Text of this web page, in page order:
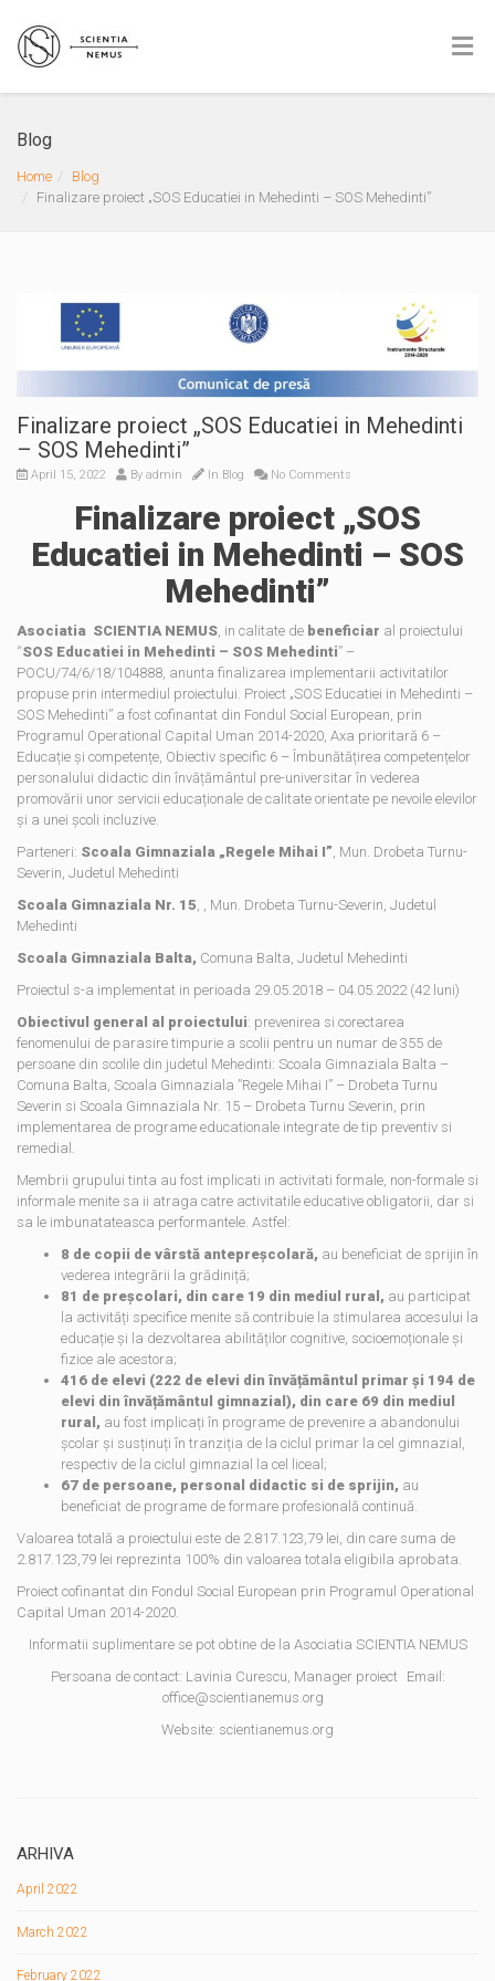
Blog
Home
Blog
Finalizare proiect „SOS Educatiei in Mehedinti – SOS Mehedinti”
Finalizare proiect „SOS Educatiei in Mehedinti
– SOS Mehedinti”
April 15, 2022 By admin In Blog No Comments
Finalizare proiect „SOS
Educatiei in Mehedinti – SOS
Mehedinti”
Asociatia SCIENTIA NEMUS, in calitate de beneficiar al proiectului
“SOS Educatiei in Mehedinti – SOS Mehedinti” –
POCU/74/6/18/104888, anunta finalizarea implementarii activitatilor
propuse prin intermediul proiectului. Proiect „SOS Educatiei in Mehedinti –
SOS Mehedinti” a fost cofinantat din Fondul Social European, prin
Programul Operational Capital Uman 2014-2020, Axa prioritară 6 –
Educație și competențe, Obiectiv specific 6 – Îmbunătățirea competențelor
personalului didactic din învățământul pre-universitar în vederea
promovării unor servicii educaționale de calitate orientate pe nevoile elevilor
și a unei școli incluzive.
Parteneri: Scoala Gimnaziala „Regele Mihai I”, Mun. Drobeta Turnu-
Severin, Judetul Mehedinti
Scoala Gimnaziala Nr. 15, , Mun. Drobeta Turnu-Severin, Judetul
Mehedinti
Scoala Gimnaziala Balta, Comuna Balta, Judetul Mehedinti
Proiectul s-a implementat in perioada 29.05.2018 – 04.05.2022 (42 luni)
Obiectivul general al proiectului: prevenirea si corectarea
fenomenului de parasire timpurie a scolii pentru un numar de 355 de
persoane din scolile din judetul Mehedinti: Scoala Gimnaziala Balta –
Comuna Balta, Scoala Gimnaziala ”Regele Mihai I” – Drobeta Turnu
Severin si Scoala Gimnaziala Nr. 15 – Drobeta Turnu Severin, prin
implementarea de programe educationale integrate de tip preventiv si
remedial.
Membrii grupului tinta au fost implicati in activitati formale, non-formale si
informale menite sa ii atraga catre activitatile educative obligatorii, dar si
sa le imbunatateasca performantele. Astfel:
8 de copii de vârstă antepreșcolară, au beneficiat de sprijin în
vederea integrării la grădiniță;
81 de preșcolari, din care 19 din mediul rural, au participat
la activități specifice menite să contribuie la stimularea accesului la
educație și la dezvoltarea abilităților cognitive, socioemoționale și
fizice ale acestora;
416 de elevi (222 de elevi din învățământul primar și 194 de
elevi din învățământul gimnazial), din care 69 din mediul
rural, au fost implicați în programe de prevenire a abandonului
școlar și susținuți în tranziția de la ciclul primar la cel gimnazial,
respectiv de la ciclul gimnazial la cel liceal;
67 de persoane, personal didactic si de sprijin, au
beneficiat de programe de formare profesională continuă.
Valoarea totală a proiectului este de 2.817.123,79 lei, din care suma de
2.817.123,79 lei reprezinta 100% din valoarea totala eligibila aprobata.
Proiect cofinantat din Fondul Social European prin Programul Operational
Capital Uman 2014-2020.
Informatii suplimentare se pot obtine de la Asociatia SCIENTIA NEMUS
Persoana de contact: Lavinia Curescu, Manager proiect Email:
office@scientianemus.org
Website: scientianemus.org
ARHIVA
April 2022
March 2022
February 2022